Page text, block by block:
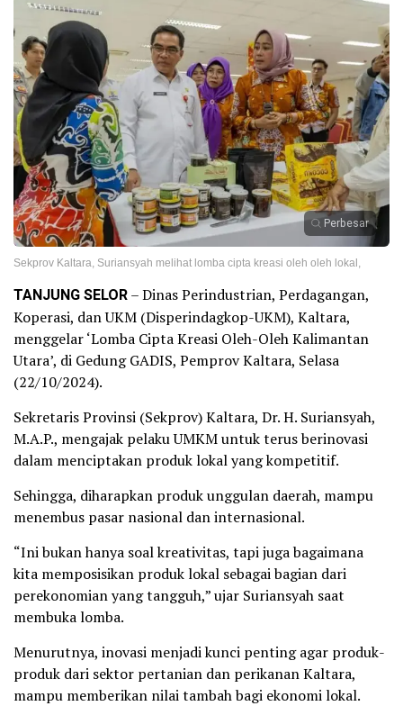
Perbesar
Sekprov Kaltara, Suriansyah melihat lomba cipta kreasi oleh oleh lokal,
TANJUNG SELOR– Dinas Perindustrian, Perdagangan,
Koperasi, dan UKM (Disperindagkop-UKM), Kaltara,
menggelar ‘Lomba Cipta Kreasi Oleh-Oleh Kalimantan
Utara’, di Gedung GADIS, Pemprov Kaltara, Selasa
(22/10/2024).
Sekretaris Provinsi (Sekprov) Kaltara, Dr. H. Suriansyah,
M.A.P., mengajak pelaku UMKM untuk terus berinovasi
dalam menciptakan produk lokal yang kompetitif.
Sehingga, diharapkan produk unggulan daerah, mampu
menembus pasar nasional dan internasional.
“Ini bukan hanya soal kreativitas, tapi juga bagaimana
kita memposisikan produk lokal sebagai bagian dari
perekonomian yang tangguh,” ujar Suriansyah saat
membuka lomba.
Menurutnya, inovasi menjadi kunci penting agar produk-
produk dari sektor pertanian dan perikanan Kaltara,
mampu memberikan nilai tambah bagi ekonomi lokal.